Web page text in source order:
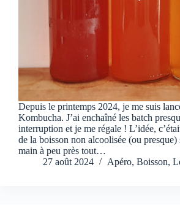
Depuis le printemps 2024, je me suis
Kombucha. J’ai enchaîné les batch
interruption et je me régale ! L’idée,
de la boisson non alcoolisée (ou presque)
main à peu près tout…
27 août 2024
Apéro, Boisson,